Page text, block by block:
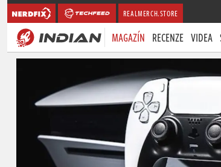
REALMERCH.STORE
MAGAZÍN RECENZE VIDEA